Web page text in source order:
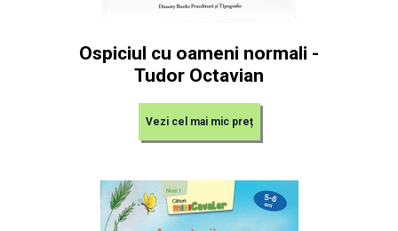
Ospiciul cu oameni normali -
Tudor Octavian
Vezi cel mai mic preț